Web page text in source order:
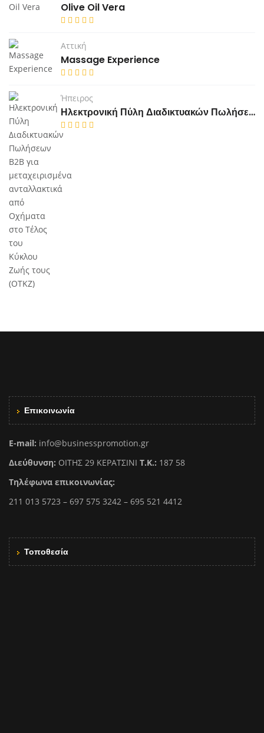
Olive Oil Vera
Αττική
Massage Experience
Ήπειρος
Ηλεκτρονική Πύλη Διαδικτυακών Πωλήσεων Β2Β για μεταχειρισμένα ανταλλακτικά από Οχήματα στο Τέλος του Κύκλου Ζωής τους (ΟΤΚΖ)
Επικοινωνία
E-mail: info@businesspromotion.gr
Διεύθυνση: ΟΙΤΗΣ 29 ΚΕΡΑΤΣΙΝΙ Τ.Κ.: 187 58
Τηλέφωνα επικοινωνίας:
211 013 5723 – 697 575 3242 – 695 521 4412
Τοποθεσία